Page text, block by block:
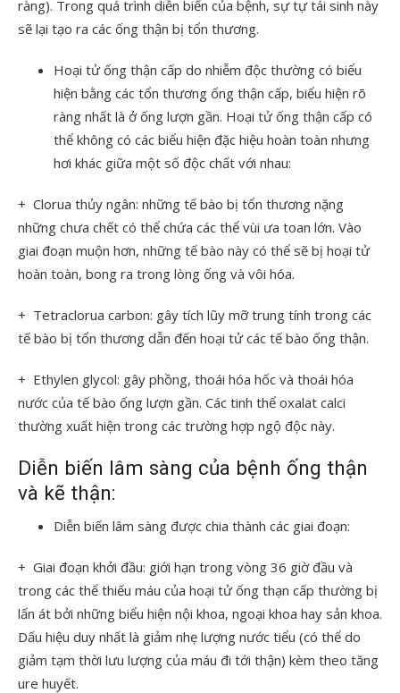
ràng). Trong quá trình diễn biến của bệnh, sự tự tái sinh này
sẽ lại tạo ra các ống thận bị tổn thương.
Hoại tử ống thận cấp do nhiễm độc thường có biểu
hiện bằng các tổn thương ống thận cấp, biểu hiện rõ
ràng nhất là ở ống lượn gần. Hoại tử ống thận cấp có
thể không có các biểu hiện đặc hiệu hoàn toàn nhưng
hơi khác giữa một số độc chất với nhau:
+ Clorua thủy ngân: những tế bào bị tổn thương nặng
những chưa chết có thể chứa các thể vùi ưa toan lớn. Vào
giai đoạn muộn hơn, những tế bào này có thể sẽ bị hoại tử
hoàn toàn, bong ra trong lòng ống và vôi hóa.
+ Tetraclorua carbon: gây tích lũy mỡ trung tính trong các
tế bào bị tổn thương dẫn đến hoại tử các tế bào ống thận.
+ Ethylen glycol: gây phồng, thoái hóa hốc và thoái hóa
nước của tế bào ống lượn gần. Các tinh thể oxalat calci
thường xuất hiện trong các trường hợp ngộ độc này.
Diễn biến lâm sàng của bệnh ống thận
và kẽ thận:
Diễn biến lâm sàng được chia thành các giai đoạn:
+ Giai đoạn khởi đầu: giới hạn trong vòng 36 giờ đầu và
trong các thể thiếu máu của hoại tử ống thạn cấp thường bị
lấn át bởi những biểu hiện nội khoa, ngoại khoa hay sản khoa.
Dấu hiệu duy nhất là giảm nhẹ lượng nước tiểu (có thể do
giảm tạm thời lưu lượng của máu đi tới thận) kèm theo tăng
ure huyết.